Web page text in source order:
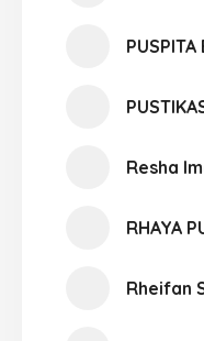
PUSPITA
Resha
RHAYA
Rheifan